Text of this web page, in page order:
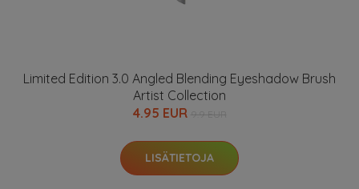
Limited Edition 3.0 Angled Blending Eyeshadow Brush
Artist Collection
4.95 EUR
LISÄTIETOJA